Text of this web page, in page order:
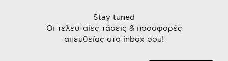
Stay tuned
Οι τελευταίες τάσεις & προσφορές
απευθείας στο inbox σου!